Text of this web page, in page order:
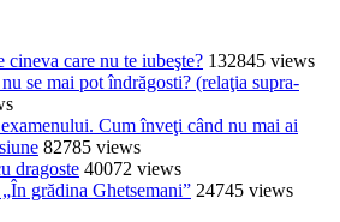
cineva care nu te iubeşte? 132845 views
se mai pot îndrăgosti? (relaţia supra-
Cum înveţi când nu mai ai
82785 views
dragoste 40072 views
grădina Ghetsemani” 24745 views